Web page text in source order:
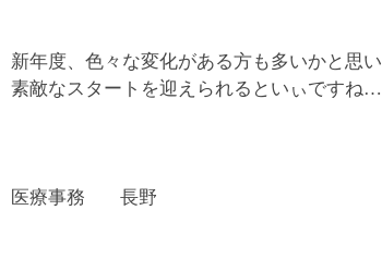
新年度、色々な変化がある方も多いかと思
素敵なスタートを迎えられるといぃですね…
医療事務 長野